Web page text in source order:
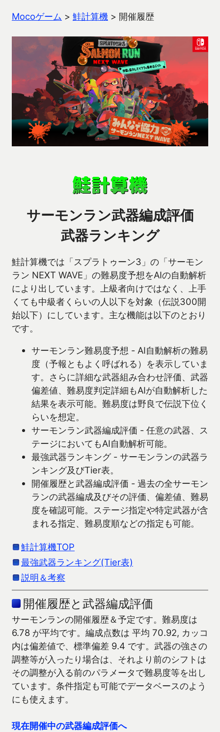
Mocoゲーム > 鮭計算機 > 開催履歴
サーモンラン武器編成評価
武器ランキング
鮭計算機では「スプラトゥーン3」の「サーモン
ラン NEXT WAVE」の難易度予想をAIの自動解析
により出しています。上級者向けではなく、上手
くても中級者くらいの人以下を対象（伝説300開
始以下）にしています。主な機能は以下のとおり
です。
サーモンラン難易度予想 - AI自動解析の難易
度（予報ともよく呼ばれる）を表示していま
す。さらに詳細な武器組み合わせ評価、武器
偏差値、難易度判定詳細もAIが自動解析した
結果を表示可能。難易度は野良で伝説下位く
らいを想定。
サーモンラン武器編成評価 - 任意の武器、ス
テージにおいてもAI自動解析可能。
最強武器ランキング - サーモンランの武器ラ
ンキング及びTier表。
開催履歴と武器編成評価 - 過去の全サーモン
ランの武器編成及びその評価、偏差値、難易
度を確認可能。ステージ指定や特定武器が含
まれる指定、難易度順などの指定も可能。
鮭計算機TOP
最強武器ランキング(Tier表)
説明＆考察
開催履歴と武器編成評価
サーモンランの開催履歴＆予定です。難易度は
6.78 が平均です。編成点数は 平均 70.92, カッコ
内は偏差値で、標準偏差 9.4 です。武器の強さの
調整等が入ったり場合は、それより前のシフトは
その調整が入る前のパラメータで難易度等を出し
ています。条件指定も可能でデータベースのよう
にも使えます。
現在開催中の武器編成評価へ